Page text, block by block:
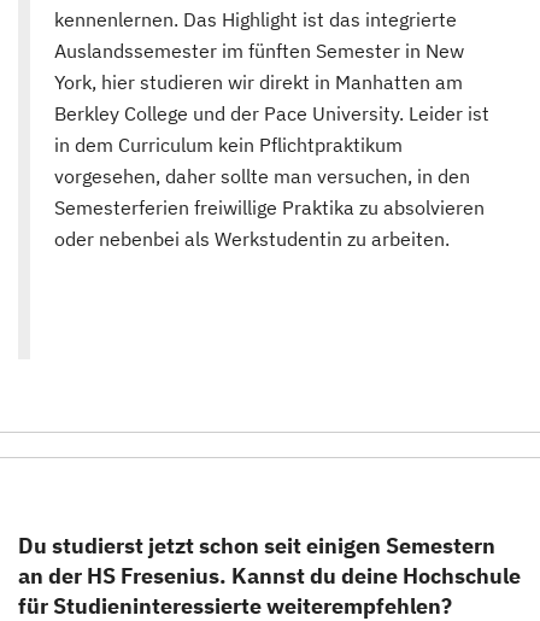
kennenlernen. Das Highlight ist das integrierte
Auslandssemester im fünften Semester in New
York, hier studieren wir direkt in Manhatten am
Berkley College und der Pace University. Leider ist
in dem Curriculum kein Pflichtpraktikum
vorgesehen, daher sollte man versuchen, in den
Semesterferien freiwillige Praktika zu absolvieren
oder nebenbei als Werkstudentin zu arbeiten.
Du studierst jetzt schon seit einigen Semestern
an der HS Fresenius. Kannst du deine Hochschule
für Studieninteressierte weiterempfehlen?